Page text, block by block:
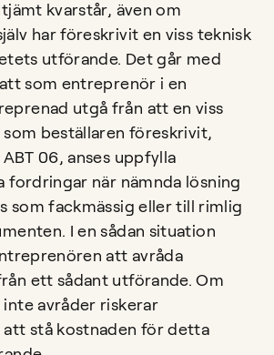
kvarstår, även om
har föreskrivit en viss teknisk
utförande. Det går med
som entreprenör i en
utgå från att en viss
beställaren föreskrivit,
06, anses uppfylla
fordringar när nämnda lösning
som fackmässig eller till rimlig
I en sådan situation
att avråda
ett sådant utförande. Om
avråder riskerar
stå kostnaden för detta